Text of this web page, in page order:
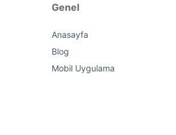
Genel
Anasayfa
Blog
Mobil Uygulama